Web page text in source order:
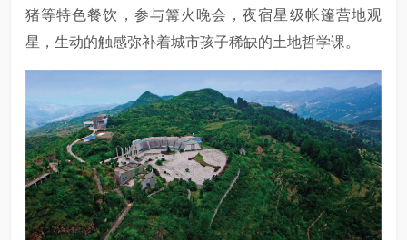
猪等特色餐饮，参与篝火晚会，夜宿星级帐篷营地观
星，生动的触感弥补着城市孩子稀缺的土地哲学课。